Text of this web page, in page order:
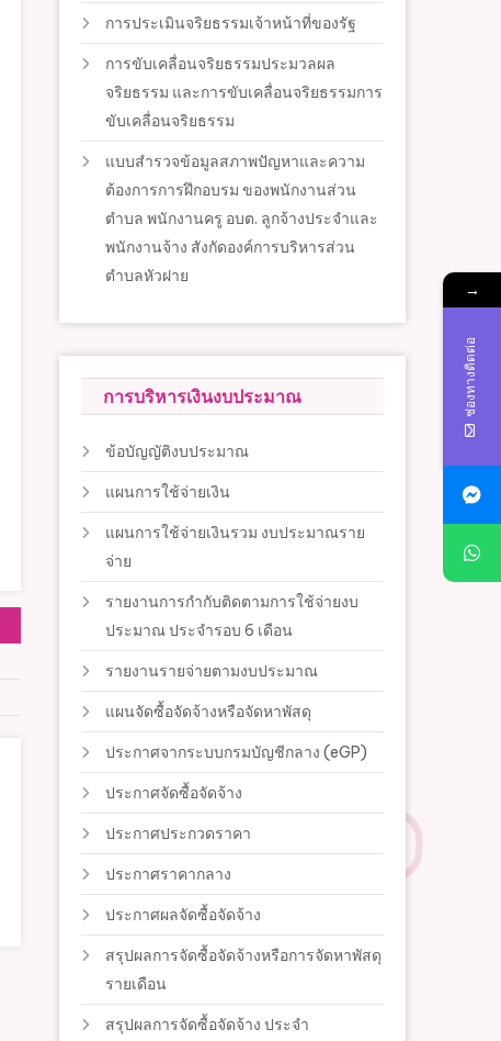
การประเมินจริยธรรมเจ้าหน้าที่ของรัฐ
การขับเคลื่อนจริยธรรมประมวลผล
จริยธรรม และการขับเคลื่อนจริยธรรมการ
ขับเคลื่อนจริยธรรม
แบบสำรวจข้อมูลสภาพปัญหาและความ
ต้องการการฝึกอบรม ของพนักงานส่วน
ตำบล พนักงานครู อบต. ลูกจ้างประจำและ
พนักงานจ้าง สังกัดองค์การบริหารส่วน
ตำบลหัวฝาย
การบริหารเงินงบประมาณ
ข้อบัญญัติงบประมาณ
แผนการใช้จ่ายเงิน
แผนการใช้จ่ายเงินรวม งบประมาณราย
จ่าย
รายงานการกำกับติดตามการใช้จ่ายงบ
ประมาณ ประจำรอบ 6 เดือน
รายงานรายจ่ายตามงบประมาณ
แผนจัดซื้อจัดจ้างหรือจัดหาพัสดุ
ประกาศจากระบบกรมบัญชีกลาง (eGP)
ประกาศจัดซื้อจัดจ้าง
ประกาศประกวดราคา
ประกาศราคากลาง
ประกาศผลจัดซื้อจัดจ้าง
สรุปผลการจัดซื้อจัดจ้างหรือการจัดหาพัสดุ
รายเดือน
สรุปผลการจัดซื้อจัดจ้าง ประจำ
→
ช่องทางติดต่อ